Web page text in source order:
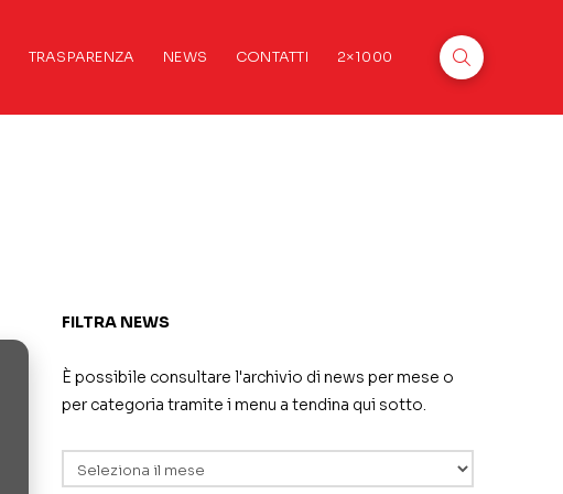
TRASPARENZA NEWS CONTATTI 2×1000
FILTRA NEWS
È possibile consultare l'archivio di news per mese o
per categoria tramite i menu a tendina qui sotto.
Archivi